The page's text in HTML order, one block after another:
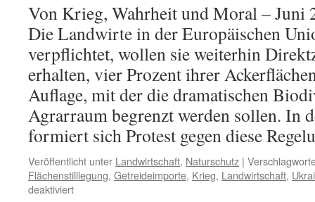
Von Krieg, Wahrheit und Moral – Juni
Die Landwirte in der Europäischen
verpflichtet, wollen sie weiterhin
erhalten, vier Prozent ihrer
Auflage, mit der die dramatischen
Agrarraum begrenzt werden sollen. In
formiert sich Protest gegen diese
Veröffentlicht unter Landwirtschaft, Naturschutz |
Flächenstilllegung, Getreideimporte, Krieg, Landwirtschaft,
deaktiviertfür